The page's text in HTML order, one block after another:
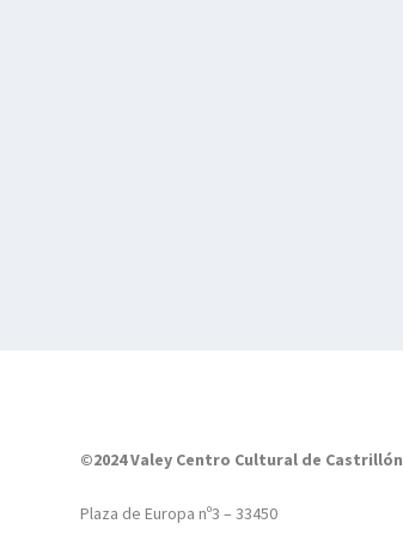
©2024 Valey Centro Cultural de Castrillón
Plaza de Europa nº3 – 33450